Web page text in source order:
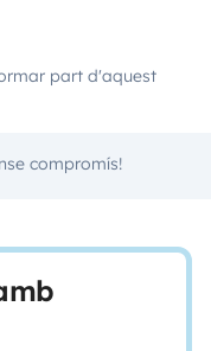
part d'aquest
compromís!